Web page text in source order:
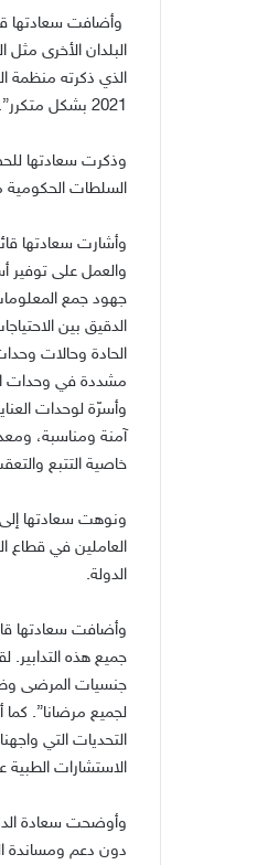
وأضافت سعادتها
البلدان الأخرى مثل
الذي ذكرته منظمة
2021 بشكل متكرر”.
وذكرت سعادتها
السلطات الحكومية
وأشارت سعادتها
والعمل على توفير
جهود جمع المعلومات
الدقيق بين
مشددة في وحدات
وأسرّة لوحدات
آمنة ومناسبة،
خاصية التتبع
ونوهت سعادتها إلى
العاملين في قطاع
الدولة.
وأضافت سعادتها
جميع هذه
جنسيات المرضى
لجميع مرضانا”. كما
التحديات التي
الاستشارات الطبية
دون دعم ومساندة